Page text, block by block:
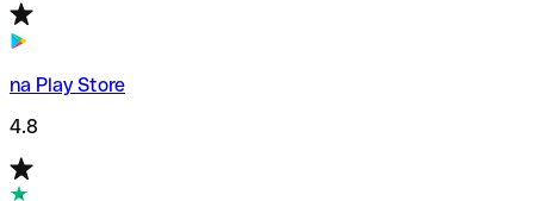
na Play Store
4.8